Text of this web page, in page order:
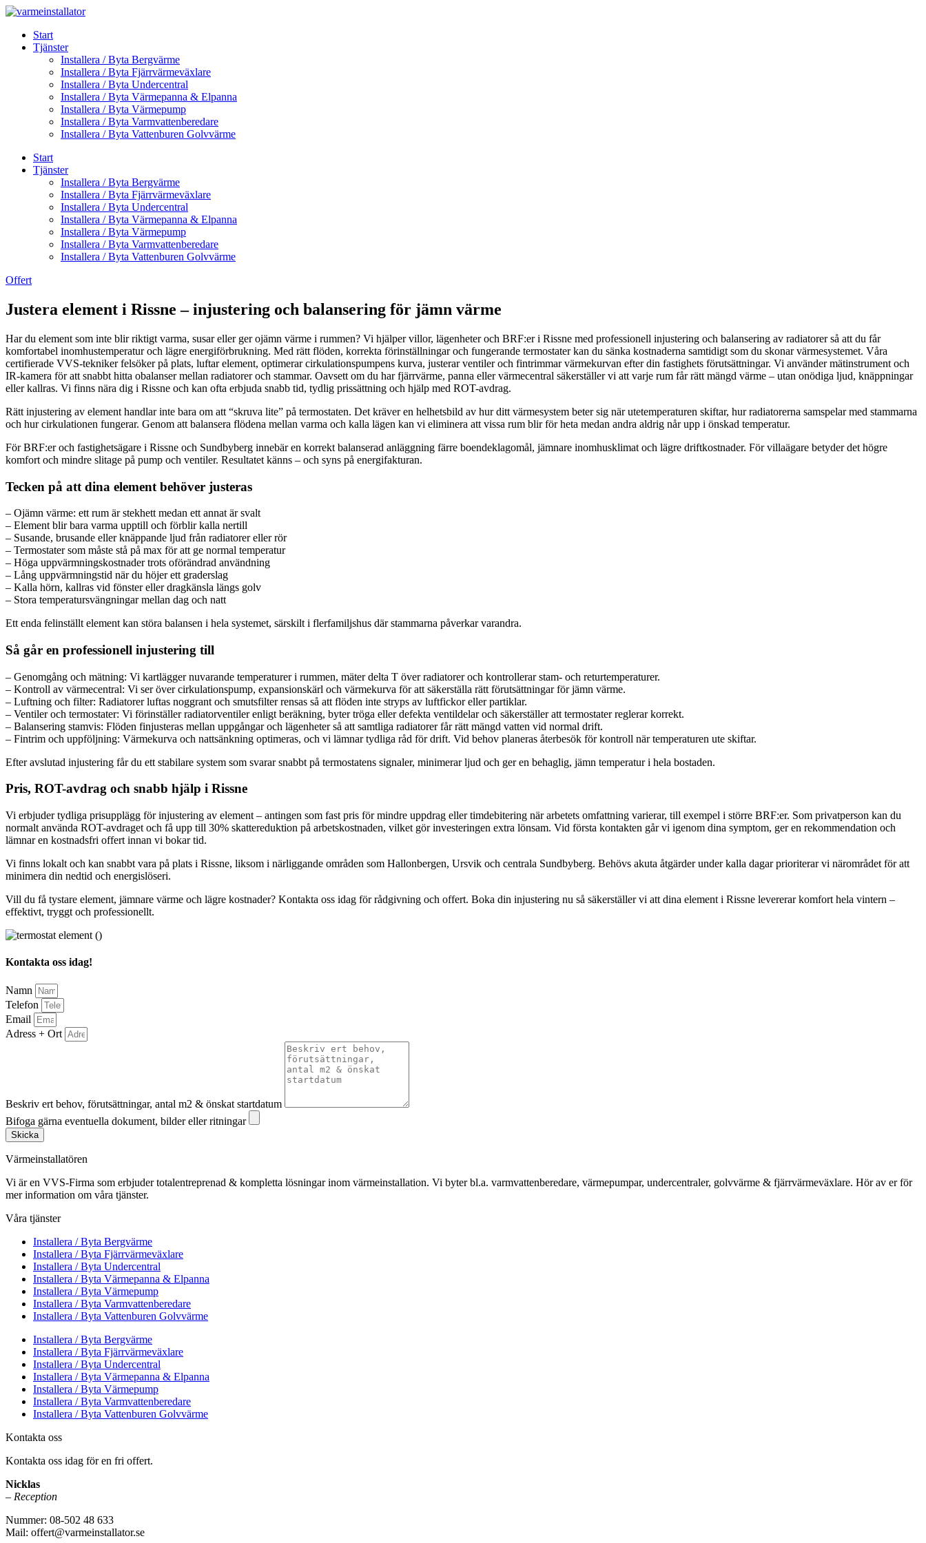
Skip
contentStart
Tjänster
Installera / Byta Bergvärme
Installera / Byta Fjärrvärmeväxlare
Installera / Byta Undercentral
Installera / Byta Värmepanna & Elpanna
Installera / Byta Värmepump
Installera / Byta Varmvattenberedare
Installera / Byta Vattenburen Golvvärme
Start
Tjänster
Installera / Byta Bergvärme
Installera / Byta Fjärrvärmeväxlare
Installera / Byta Undercentral
Installera / Byta Värmepanna & Elpanna
Installera / Byta Värmepump
Installera / Byta Varmvattenberedare
Installera / Byta Vattenburen Golvvärme
Offert
Justera element i Rissne – injustering och balansering för jämn värme
Har du element som inte blir riktigt varma, susar eller ger ojämn värme i rummen? Vi hjälper villor, lägenheter och BRF:er i Rissne med professionell injustering och balansering av radiatorer så att du får
komfortabel inomhustemperatur och lägre energiförbrukning. Med rätt flöden, korrekta förinställningar och fungerande termostater kan du sänka kostnaderna samtidigt som du skonar värmesystemet. Våra
certifierade VVS-tekniker felsöker på plats, luftar element, optimerar cirkulationspumpens kurva, justerar ventiler och fintrimmar värmekurvan efter din fastighets förutsättningar. Vi använder mätinstrument och
IR-kamera för att snabbt hitta obalanser mellan radiatorer och stammar. Oavsett om du har fjärrvärme, panna eller värmecentral säkerställer vi att varje rum får rätt mängd värme – utan onödiga ljud, knäppningar
eller kallras. Vi finns nära dig i Rissne och kan ofta erbjuda snabb tid, tydlig prissättning och hjälp med ROT-avdrag.
Rätt injustering av element handlar inte bara om att “skruva lite” på termostaten. Det kräver en helhetsbild av hur ditt värmesystem beter sig när utetemperaturen skiftar, hur radiatorerna samspelar med stammarna
och hur cirkulationen fungerar. Genom att balansera flödena mellan varma och kalla lägen kan vi eliminera att vissa rum blir för heta medan andra aldrig når upp i önskad temperatur.
För BRF:er och fastighetsägare i Rissne och Sundbyberg innebär en korrekt balanserad anläggning färre boendeklagomål, jämnare inomhusklimat och lägre driftkostnader. För villaägare betyder det högre
komfort och mindre slitage på pump och ventiler. Resultatet känns – och syns på energifakturan.
Tecken på att dina element behöver justeras
– Ojämn värme: ett rum är stekhett medan ett annat är svalt
– Element blir bara varma upptill och förblir kalla nertill
– Susande, brusande eller knäppande ljud från radiatorer eller rör
– Termostater som måste stå på max för att ge normal temperatur
– Höga uppvärmningskostnader trots oförändrad användning
– Lång uppvärmningstid när du höjer ett graderslag
– Kalla hörn, kallras vid fönster eller dragkänsla längs golv
– Stora temperatursvängningar mellan dag och natt
Ett enda felinställt element kan störa balansen i hela systemet, särskilt i flerfamiljshus där stammarna påverkar varandra.
Så går en professionell injustering till
– Genomgång och mätning: Vi kartlägger nuvarande temperaturer i rummen, mäter delta T över radiatorer och kontrollerar stam- och returtemperaturer.
– Kontroll av värmecentral: Vi ser över cirkulationspump, expansionskärl och värmekurva för att säkerställa rätt förutsättningar för jämn värme.
– Luftning och filter: Radiatorer luftas noggrant och smutsfilter rensas så att flöden inte stryps av luftfickor eller partiklar.
– Ventiler och termostater: Vi förinställer radiatorventiler enligt beräkning, byter tröga eller defekta ventildelar och säkerställer att termostater reglerar korrekt.
– Balansering stamvis: Flöden finjusteras mellan uppgångar och lägenheter så att samtliga radiatorer får rätt mängd vatten vid normal drift.
– Fintrim och uppföljning: Värmekurva och nattsänkning optimeras, och vi lämnar tydliga råd för drift. Vid behov planeras återbesök för kontroll när temperaturen ute skiftar.
Efter avslutad injustering får du ett stabilare system som svarar snabbt på termostatens signaler, minimerar ljud och ger en behaglig, jämn temperatur i hela bostaden.
Pris, ROT-avdrag och snabb hjälp i Rissne
Vi erbjuder tydliga prisupplägg för injustering av element – antingen som fast pris för mindre uppdrag eller timdebitering när arbetets omfattning varierar, till exempel i större BRF:er. Som privatperson kan du
normalt använda ROT-avdraget och få upp till 30% skattereduktion på arbetskostnaden, vilket gör investeringen extra lönsam. Vid första kontakten går vi igenom dina symptom, ger en rekommendation och
lämnar en kostnadsfri offert innan vi bokar tid.
Vi finns lokalt och kan snabbt vara på plats i Rissne, liksom i närliggande områden som Hallonbergen, Ursvik och centrala Sundbyberg. Behövs akuta åtgärder under kalla dagar prioriterar vi närområdet för att
minimera din nedtid och energislöseri.
Vill du få tystare element, jämnare värme och lägre kostnader? Kontakta oss idag för rådgivning och offert. Boka din injustering nu så säkerställer vi att dina element i Rissne levererar komfort hela vintern –
effektivt, tryggt och professionellt.
Kontakta oss idag!
Namn
Telefon
Email
Adress + Ort
Beskriv ert behov, förutsättningar, antal m2 & önskat startdatum
Bifoga gärna eventuella dokument, bilder eller ritningar
Skicka
Värmeinstallatören
Vi är en VVS-Firma som erbjuder totalentreprenad & kompletta lösningar inom värmeinstallation. Vi byter bl.a. varmvattenberedare, värmepumpar, undercentraler, golvvärme & fjärrvärmeväxlare. Hör av er för
mer information om våra tjänster.
Våra tjänster
Installera / Byta Bergvärme
Installera / Byta Fjärrvärmeväxlare
Installera / Byta Undercentral
Installera / Byta Värmepanna & Elpanna
Installera / Byta Värmepump
Installera / Byta Varmvattenberedare
Installera / Byta Vattenburen Golvvärme
Installera / Byta Bergvärme
Installera / Byta Fjärrvärmeväxlare
Installera / Byta Undercentral
Installera / Byta Värmepanna & Elpanna
Installera / Byta Värmepump
Installera / Byta Varmvattenberedare
Installera / Byta Vattenburen Golvvärme
Kontakta oss
Kontakta oss idag för en fri offert.
Nicklas
– Reception
Nummer: 08-502 48 633
Mail: offert@varmeinstallator.se